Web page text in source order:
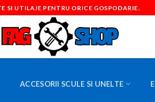
SI UTILAJE PENTRU ORICE GOSPODARIE.
ACCESORII SCULE SI UNELTE